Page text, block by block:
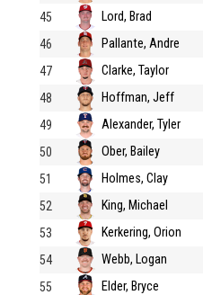
45 Lord, Brad
46 Pallante, Andre
47 Clarke, Taylor
48 Hoffman, Jeff
49 Alexander, Tyler
50 Ober, Bailey
51 Holmes, Clay
52 King, Michael
53 Kerkering, Orion
54 Webb, Logan
55 Elder, Bryce